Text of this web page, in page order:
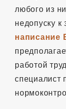
любого из
недопуску
написание
работой
специалист